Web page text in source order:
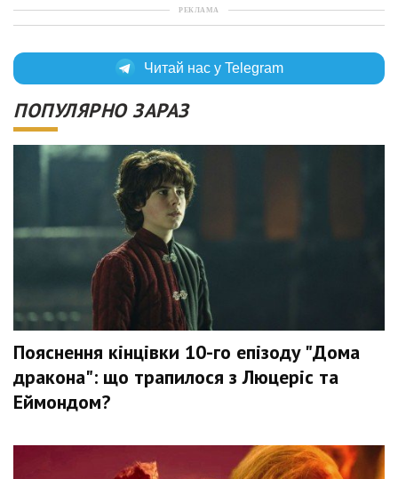
РЕКЛАМА
Читай нас у Telegram
ПОПУЛЯРНО ЗАРАЗ
Пояснення кінцівки 10-го епізоду "Дома
дракона": що трапилося з Люцеріс та
Еймондом?